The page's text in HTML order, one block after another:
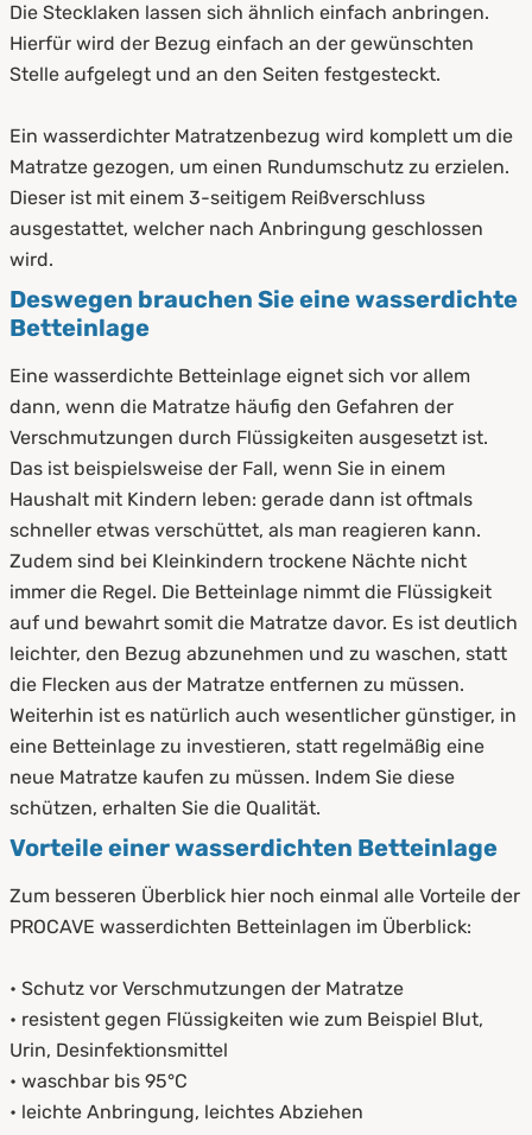
Die Stecklaken lassen sich ähnlich einfach anbringen.
Hierfür wird der Bezug einfach an der gewünschten
Stelle aufgelegt und an den Seiten festgesteckt.
Ein wasserdichter Matratzenbezug wird komplett um die
Matratze gezogen, um einen Rundumschutz zu erzielen.
Dieser ist mit einem 3-seitigem Reißverschluss
ausgestattet, welcher nach Anbringung geschlossen
wird.
Deswegen brauchen Sie eine wasserdichte
Betteinlage
Eine wasserdichte Betteinlage eignet sich vor allem
dann, wenn die Matratze häufig den Gefahren der
Verschmutzungen durch Flüssigkeiten ausgesetzt ist.
Das ist beispielsweise der Fall, wenn Sie in einem
Haushalt mit Kindern leben: gerade dann ist oftmals
schneller etwas verschüttet, als man reagieren kann.
Zudem sind bei Kleinkindern trockene Nächte nicht
immer die Regel. Die Betteinlage nimmt die Flüssigkeit
auf und bewahrt somit die Matratze davor. Es ist deutlich
leichter, den Bezug abzunehmen und zu waschen, statt
die Flecken aus der Matratze entfernen zu müssen.
Weiterhin ist es natürlich auch wesentlicher günstiger, in
eine Betteinlage zu investieren, statt regelmäßig eine
neue Matratze kaufen zu müssen. Indem Sie diese
schützen, erhalten Sie die Qualität.
Vorteile einer wasserdichten Betteinlage
Zum besseren Überblick hier noch einmal alle Vorteile der
PROCAVE wasserdichten Betteinlagen im Überblick:
• Schutz vor Verschmutzungen der Matratze
• resistent gegen Flüssigkeiten wie zum Beispiel Blut,
Urin, Desinfektionsmittel
• waschbar bis 95°C
• leichte Anbringung, leichtes Abziehen